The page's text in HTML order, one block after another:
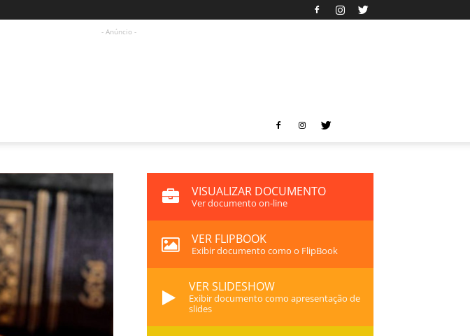
- Anúncio -
VISUALIZAR DOCUMENTO
Ver documento on-line
VER FLIPBOOK
Exibir documento como o FlipBook
VER SLIDESHOW
Exibir documento como apresentação de
slides